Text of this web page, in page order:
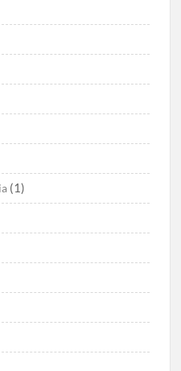
(1)